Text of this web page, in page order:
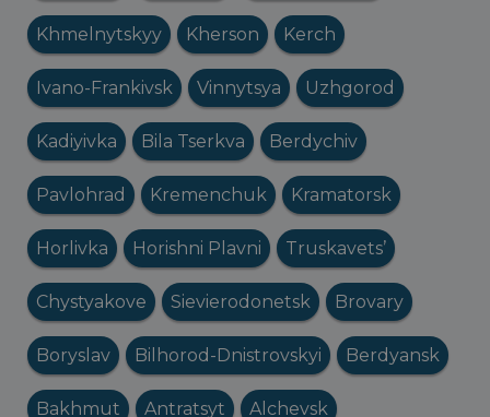
Khmelnytskyy Kherson Kerch
Ivano-Frankivsk Vinnytsya Uzhgorod
Kadiyivka Bila Tserkva Berdychiv
Pavlohrad Kremenchuk Kramatorsk
Horlivka Horishni Plavni Truskavets’
Chystyakove Sievierodonetsk Brovary
Boryslav Bilhorod-Dnistrovskyi Berdyansk
Bakhmut Antratsyt Alchevsk